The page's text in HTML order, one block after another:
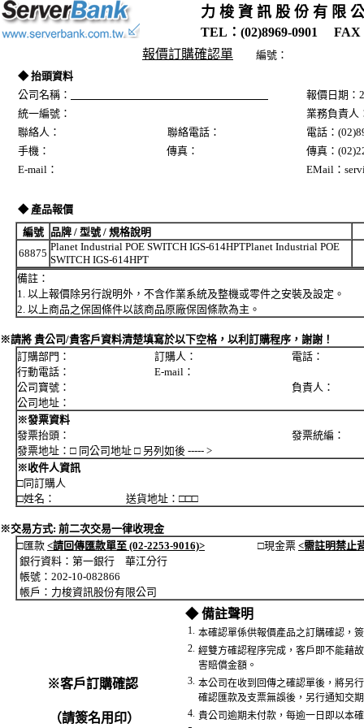
力 梭 資 訊 股 份 有 限
TEL：(02)8969-0901 FAX
報價訂購確認單
編號：
◆ 抬頭資料
公司名稱：
報價日期
統一編號：
業務負責人
聯絡人： 聯絡電話：
電話：
手機： 傳真：
傳真：
E-mail：
EMail：
◆ 產品報價
編號
品牌 / 型號 / 規格說明
68875
Planet Industrial POE SWITCH IGS-614HPTPlanet Industrial POE
SWITCH IGS-614HPT
備註：
1. 以上報價除另行說明外，不含作業系統及整機或零件之安裝及設定。
2. 以上商品之保固條件以該商品原廠保固條款為主。
※請將 貴公司/貴客戶資料清楚填寫於以下空格，以利訂購程序，謝謝！
訂購部門： 訂購人： 電話：
行動電話： E-mail：
公司寶號： 負責人：
公司地址：
※發票資料
發票抬頭： 發票統編：
發票地址：□ 同公司地址 □ 另列如後 ----- >
※收件人資訊
□同訂購人
□姓名： 送貨地址：□□□
※交易方式: 前二次交易一律收現金
□匯款 <請回傳匯款單至 (02-2253-9016)> □現金票 <需註明禁止
銀行資料：第一銀行 華江分行
帳號：202-10-082866
帳戶：力梭資訊股份有限公司
※客戶訂購確認
（請簽名用印）
◆ 備註聲明
1. 本確認單係供報價產品之訂購確認，
2. 經雙方確認程序完成，客戶即不能藉
害賠償金額。
3. 本公司在收到回傳之確認單後，將另
確認匯款及支票無誤後，另行通知交
4. 貴公司逾期未付款，每逾一日即以本